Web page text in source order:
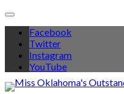
Toggle
navigationFacebook
Twitter
Instagram
YouTube